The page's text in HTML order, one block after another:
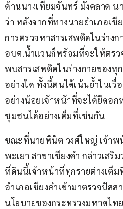
ด้านนางเทียมจันทร์ มังคลาด น
ว่า หลังจากที่ทางนายอำเภอเชี
การตรวจหาสารเสพติดในร่าง
อบต.น้ำแวนก็พร้อมที่จะให้ตรว
พบสารเสพติดในร่างกายของทุ
อย่างใด ทั้งนี้ตนได้เน้นย้ำในเ
อย่างน้อยเจ้าหน้าที่จะได้ยืดอก
ชุมชนได้อย่างเต็มที่เช่นกัน
ขณะที่นายพินิต วงศ์ใหญ่ เจ้าพ
พะเยา สาขาเชียงคำ กล่าวเสริ
ที่ดินนี้เจ้าหน้าที่ทุกรายต่างเต็
อำเภอเชียงคำเข้ามาตรวจปัส
นโยบายของกระทรวงมหาดไ